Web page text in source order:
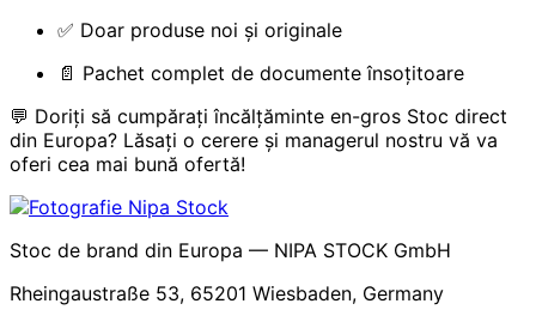
✅ Doar produse noi și originale
📄 Pachet complet de documente însoțitoare
💬 Doriți să cumpărați încălțăminte en-gros Stoc direct
din Europa? Lăsați o cerere și managerul nostru vă va
oferi cea mai bună ofertă!
Stoc de brand din Europa — NIPA STOCK GmbH
Rheingaustraße 53, 65201 Wiesbaden, Germany